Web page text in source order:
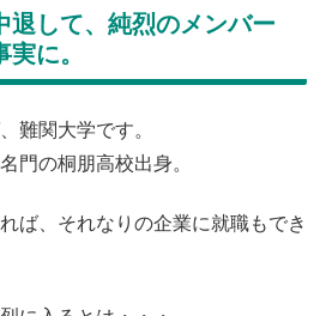
退して、純烈のメンバー
に。
難関大学です。
門の桐朋高校出身。
ば、それなりの企業に就職もでき